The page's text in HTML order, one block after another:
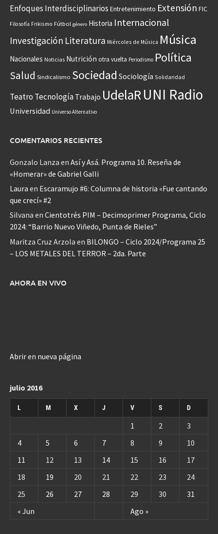
Enfoques Interdisciplinarios Entretenimiento Extensión FIC
Filosofía Frikismo Fútbol género Historia Internacional
Investigación Literatura Miércoles de Música Música
Nacionales Noticias Nutrición otra vuelta Periodismo Política
Salud Sindicalismo Sociedad Sociología Solidaridad
Teatro Tecnología Trabajo UdelaR UNI Radio
Universidad Universo Alternativo
COMENTARIOS RECIENTES
Gonzalo Lanza en Así y Asá. Programa 10. Reseña de
«Homerar» de Gabriel Galli
Laura en Escaramujo #6: Columna de historia «Fue cantando
que crecí» #2
Silvana en Cientotrés PIM – Decimoprimer Programa, Ciclo
2024: “Barrio Nuevo Viñedo, Punta de Rieles”
Maritza Cruz Arzola en BILONGO – Ciclo 2024/Programa 25
– LOS METALES DEL TERROR – 2da. Parte
AHORA EN VIVO
Abrir en nueva página
julio 2016
L M X J V S D
« Jun Ago »
1 2
3
4
5 6 7 8 9
10
11
12 13 14 15 16
17
18
19 20 21 22 23
24
25
26 27 28 29 30 31